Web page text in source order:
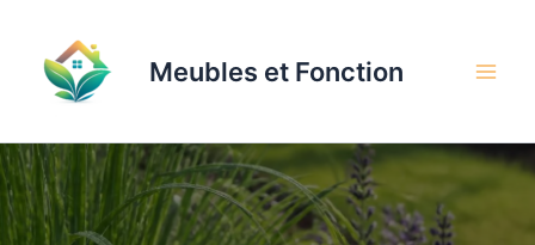
contenu
Meubles et Fonction